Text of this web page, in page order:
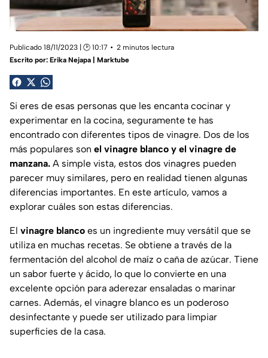
Publicado 18/11/2023 | 🕑 10:17
2 minutos lectura
Escrito por: Erika Nejapa | Marktube
Si eres de esas personas que les encanta cocinar y
experimentar en la cocina, seguramente te has
encontrado con diferentes tipos de vinagre. Dos de los
más populares son el vinagre blanco y el vinagre de
manzana. A simple vista, estos dos vinagres pueden
parecer muy similares, pero en realidad tienen algunas
diferencias importantes. En este artículo, vamos a
explorar cuáles son estas diferencias.
El vinagre blanco es un ingrediente muy versátil que se
utiliza en muchas recetas. Se obtiene a través de la
fermentación del alcohol de maíz o caña de azúcar. Tiene
un sabor fuerte y ácido, lo que lo convierte en una
excelente opción para aderezar ensaladas o marinar
carnes. Además, el vinagre blanco es un poderoso
desinfectante y puede ser utilizado para limpiar
superficies de la casa.